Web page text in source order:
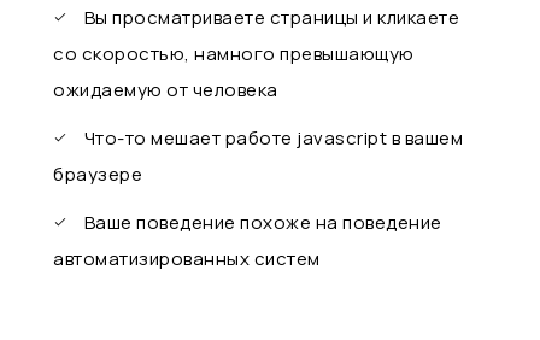
Вы просматриваете страницы и кликаете
со скоростью, намного превышающую
ожидаемую от человека
Что-то мешает работе javascript в вашем
браузере
Ваше поведение похоже на поведение
автоматизированных систем